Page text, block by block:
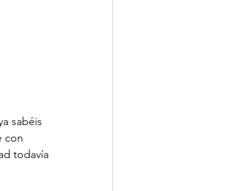
sabéis
con
todavía